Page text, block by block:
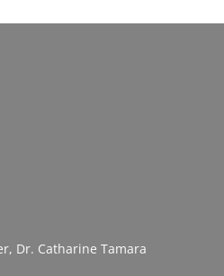
Dr. Catharine Tamara